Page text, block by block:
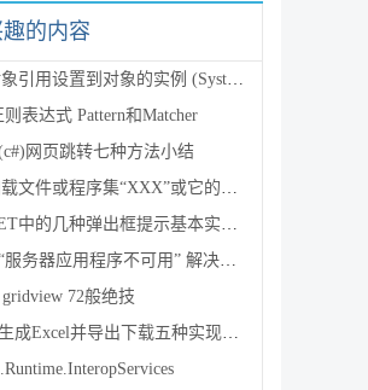
的内容
用设置到对象的实例 (System.NullRef
则表达式 Pattern和Matcher
网页跳转七种方法小结
或程序集“XXX”或它的某一个依赖项。试图加载格
中的几种弹出框提示基本实现方法
服务器应用程序不可用” 解决方法
gridview 72般绝技
成Excel并导出下载五种实现方法